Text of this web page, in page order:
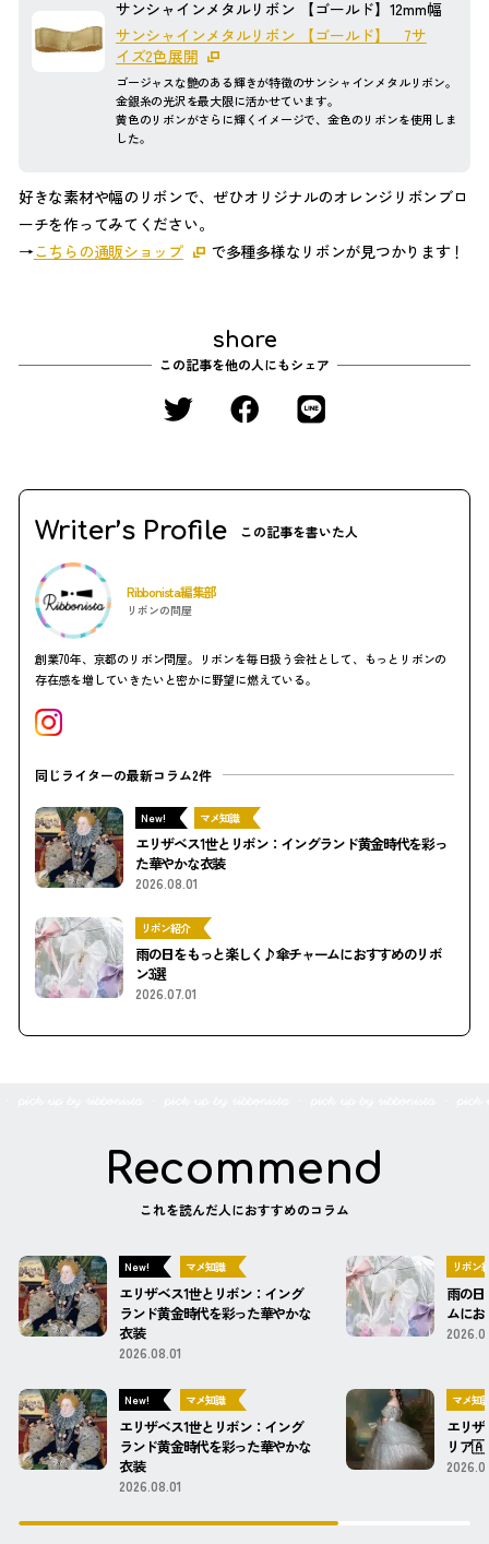
サンシャインメタルリボン 【ゴールド】12mm幅
サンシャインメタルリボン 【ゴールド】 7サ
イズ2色展開
ゴージャスな艶のある輝きが特徴のサンシャインメタルリボン。
金銀糸の光沢を最大限に活かせています。
黄色のリボンがさらに輝くイメージで、金色のリボンを使用しま
した。
好きな素材や幅のリボンで、ぜひオリジナルのオレンジリボンブロ
ーチを作ってみてください。
→こちらの通販ショップ で多種多様なリボンが見つかります！
share
この記事を他の人にもシェア
Writer’s Profile この記事を書いた人
Ribbonista編集部
リボンの問屋
創業70年、京都のリボン問屋。リボンを毎日扱う会社として、もっとリボンの
存在感を増していきたいと密かに野望に燃えている。
同じライターの最新コラム2件
New! マメ知識
エリザベス1世とリボン：イングランド黄金時代を彩っ
た華やかな衣装
2026.08.01
リボン紹介
雨の日をもっと楽しく♪傘チャームにおすすめのリボ
ン3選
2026.07.01
Recommend
これを読んだ人におすすめのコラム
New! マメ知識
エリザベス1世とリボン：イング
ランド黄金時代を彩った華やかな
衣装
2026.08.01
リボン
雨の
ムに
New! マメ知識
エリザベス1世とリボン：イング
ランド黄金時代を彩った華やかな
衣装
2026.08.01
マメ知
エリ
リア